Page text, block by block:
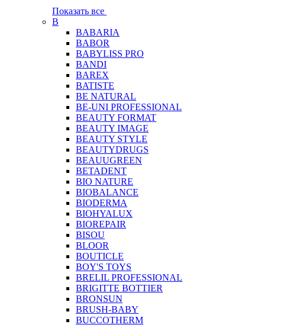
Показать все
B
BABARIA
BABOR
BABYLISS PRO
BANDI
BAREX
BATISTE
BE NATURAL
BE-UNI PROFESSIONAL
BEAUTY FORMAT
BEAUTY IMAGE
BEAUTY STYLE
BEAUTYDRUGS
BEAUUGREEN
BETADENT
BIO NATURE
BIOBALANCE
BIODERMA
BIOHYALUX
BIOREPAIR
BISOU
BLOOR
BOUTICLE
BOY'S TOYS
BRELIL PROFESSIONAL
BRIGITTE BOTTIER
BRONSUN
BRUSH-BABY
BUCCOTHERM